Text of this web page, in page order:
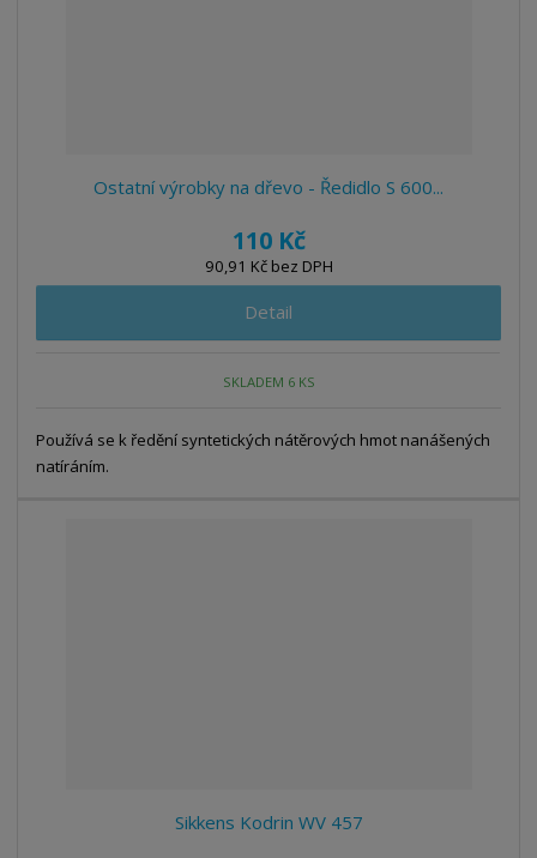
Ostatní výrobky na dřevo - Ředidlo S 600...
110 Kč
90,91 Kč bez DPH
Detail
SKLADEM 6 KS
Používá se k ředění syntetických nátěrových hmot nanášených
natíráním.
Sikkens Kodrin WV 457